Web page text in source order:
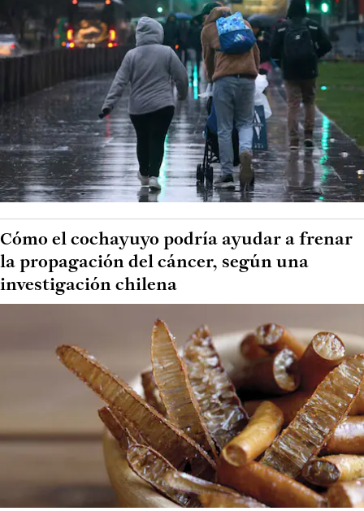
Cómo el cochayuyo podría ayudar a frenar
la propagación del cáncer, según una
investigación chilena